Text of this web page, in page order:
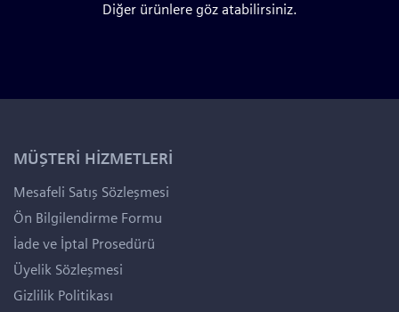
Diğer ürünlere göz atabilirsiniz.
MÜŞTERİ HİZMETLERİ
Mesafeli Satış Sözleşmesi
Ön Bilgilendirme Formu
İade ve İptal Prosedürü
Üyelik Sözleşmesi
Gizlilik Politikası